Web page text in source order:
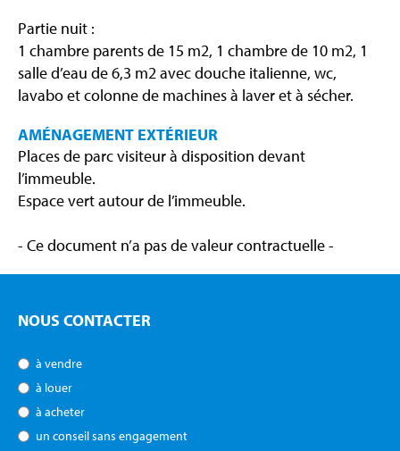
Partie nuit :
1 chambre parents de 15 m2, 1 chambre de 10 m2, 1
salle d’eau de 6,3 m2 avec douche italienne, wc,
lavabo et colonne de machines à laver et à sécher.
AMÉNAGEMENT EXTÉRIEUR
Places de parc visiteur à disposition devant
l’immeuble.
Espace vert autour de l’immeuble.
- Ce document n’a pas de valeur contractuelle -
NOUS CONTACTER
à vendre
à louer
à acheter
un conseil sans engagement